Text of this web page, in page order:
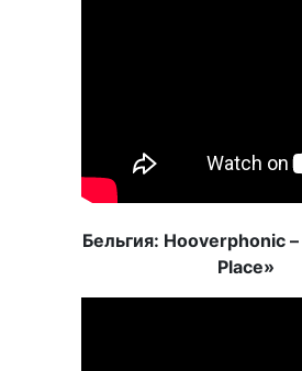
Бельгия: Hooverphonic
Place»